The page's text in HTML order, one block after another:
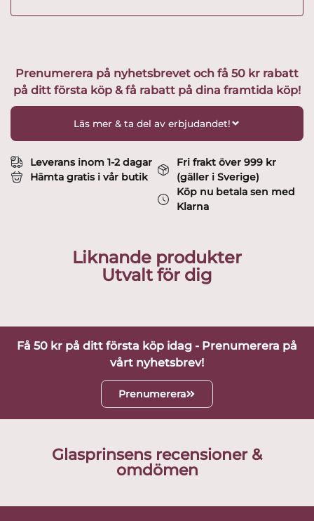
Prenumerera på nyhetsbrevet och få 50 kr rabatt
på ditt första köp & få rabatt på dina framtida köp!
Läs mer & ta del av erbjudandet!
Leverans inom 1-2 dagar
Hämta gratis i vår butik
Fri frakt över 999 kr
(gäller i Sverige)
Köp nu betala sen med
Klarna
Liknande produkter
Utvalt för dig
Få 50 kr på ditt första köp idag - Prenumerera på
vårt nyhetsbrev!
Prenumerera
Glasprinsens recensioner &
omdömen